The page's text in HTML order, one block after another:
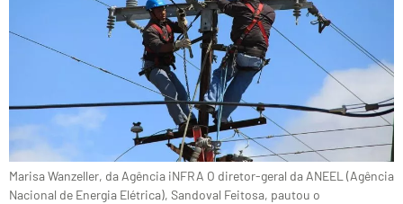
Marisa Wanzeller, da Agência iNFRA O diretor-geral da ANEEL (Agência
Nacional de Energia Elétrica), Sandoval Feitosa, pautou o